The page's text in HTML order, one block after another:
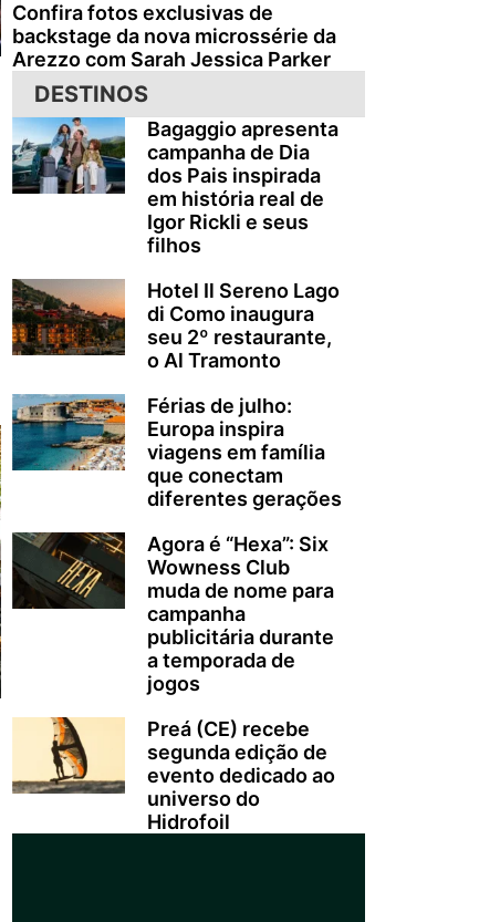
Confira fotos exclusivas de
backstage da nova microssérie da
Arezzo com Sarah Jessica Parker
DESTINOS
Bagaggio apresenta
campanha de Dia
dos Pais inspirada
em história real de
Igor Rickli e seus
filhos
Hotel Il Sereno Lago
di Como inaugura
seu 2º restaurante,
o Al Tramonto
Férias de julho:
Europa inspira
viagens em família
que conectam
diferentes gerações
Agora é “Hexa”: Six
Wowness Club
muda de nome para
campanha
publicitária durante
a temporada de
jogos
Preá (CE) recebe
segunda edição de
evento dedicado ao
universo do
Hidrofoil